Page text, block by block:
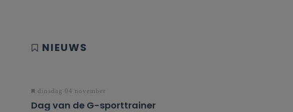
NIEUWS
dinsdag 04 november
Dag van de G-sporttrainer